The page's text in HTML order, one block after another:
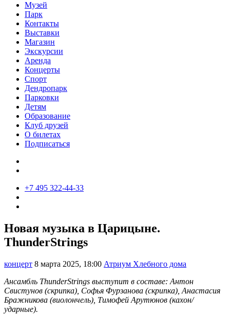
Музей
Парк
Контакты
Выставки
Магазин
Экскурсии
Аренда
Концерты
Спорт
Дендропарк
Парковки
Детям
Образование
Клуб друзей
О билетах
Подписаться
+7 495 322-44-33
Новая музыка в Царицыне.
ThunderStrings
концерт 8 марта 2025, 18:00 Атриум Хлебного дома
Ансамбль ThunderStrings выступит в составе: Антон
Свистунов (скрипка), Софья Фурзанова (скрипка), Анастасия
Бражникова (виолончель), Тимофей Арутюнов (кахон/
ударные).